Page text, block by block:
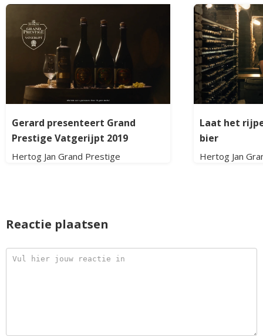
Gerard presenteert Grand
Prestige Vatgerijpt 2019
Hertog Jan Grand Prestige
Laat het
bier
Hertog Jan
Reactie plaatsen